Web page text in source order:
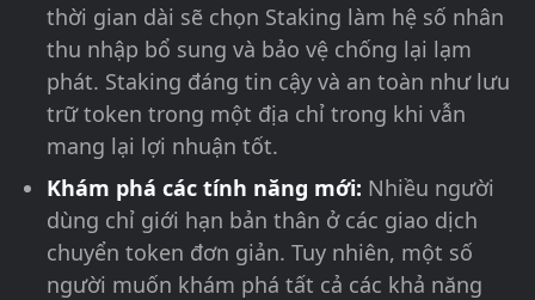
thời gian dài sẽ chọn Staking làm hệ số nhân
thu nhập bổ sung và bảo vệ chống lại lạm
phát. Staking đáng tin cậy và an toàn như lưu
trữ token trong một địa chỉ trong khi vẫn
mang lại lợi nhuận tốt.
Khám phá các tính năng mới: Nhiều người
dùng chỉ giới hạn bản thân ở các giao dịch
chuyển token đơn giản. Tuy nhiên, một số
người muốn khám phá tất cả các khả năng